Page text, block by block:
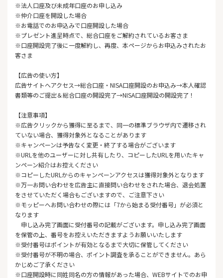
※法人口座及び未成年口座のお申し込み
※仲介口座を開設した場合
※お電話でのお申込みで口座開設した場合
※プレゼント進呈時点で、総合口座をご解約されているお客さま
※口座開設完了後に一度解約し、再度、本ページからお申込みされたお
客さま
【広告の使い方】
広告サイトへアクセス→総合口座・NISA口座開設のお申込み→本人確認
書類等のご提出＆総合口座の開設完了→NISA口座開設の開設完了！
【注意事項】
※広告クリックから獲得に至るまで、同一の標準ブラウザ内で遷移され
ていない場合、獲得対象外となることがあります
※キャンペーンは予告なく変更・終了する場合がございます
※URLを他のユーザーに対し共有したり、コピーしたURLを用いたキャ
ンペーン紹介はお控えください
※コピーしたURLからのキャンペーンアクセスは獲得対象外となります
※万一お問い合わせを広告主に直接問い合わせをされた場合、退会処置
をさせていただく場合もございますので、ご注意下さい
※モッピーへお問い合わせの際には「7から始まる受付番号」が必須と
なります
申し込み完了画面に受付番号の記載がございます。申し込み完了画面
を保管の上、番号をお控えいただきますようお願いいたします
※受付番号はポイントが有効となるまで大切に保管してください
※受付番号が不明の場合、ポイント調査を承ることができません。あら
かじめご了承ください
※口座開設時に同姓同名の方の情報があった場合、WEBサイトでのお申